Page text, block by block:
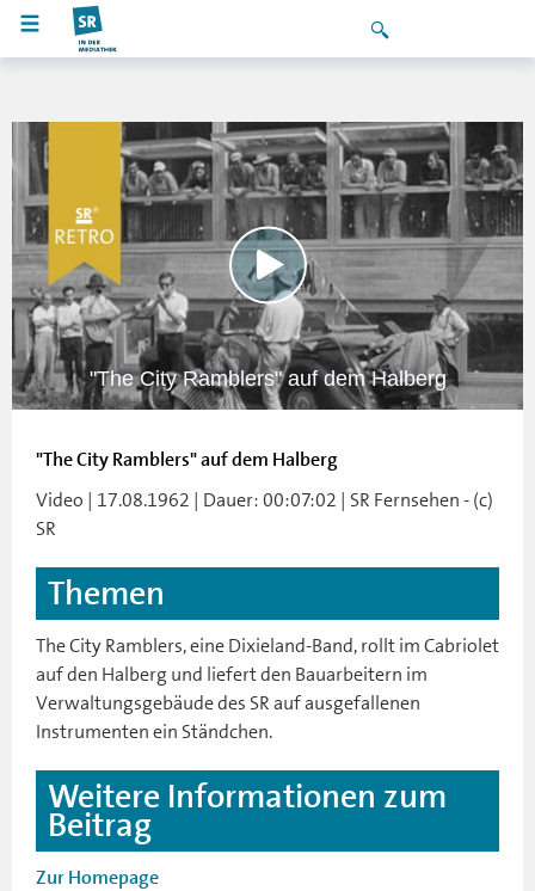
"The City Ramblers" auf dem Halberg
"The City Ramblers" auf dem Halberg
Video | 17.08.1962 | Dauer: 00:07:02 | SR Fernsehen - (c)
SR
Themen
The City Ramblers, eine Dixieland-Band, rollt im Cabriolet
auf den Halberg und liefert den Bauarbeitern im
Verwaltungsgebäude des SR auf ausgefallenen
Instrumenten ein Ständchen.
Weitere Informationen zum
Beitrag
Zur Homepage